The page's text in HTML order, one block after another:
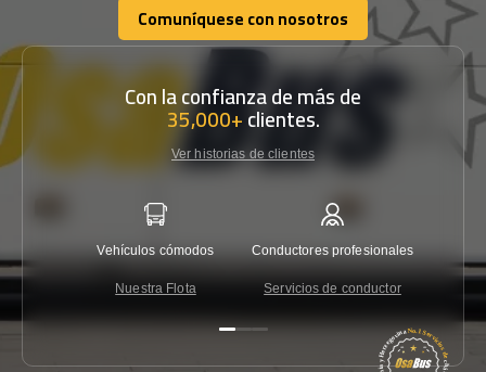
Comuníquese con nosotros
Comuníquese con nosotros
Con la confianza de más de
35,000+clientes.
Ver historias de clientes
Vehículos cómodos
Nuestra Flota
Conductores profesionales
Servicios de conductor